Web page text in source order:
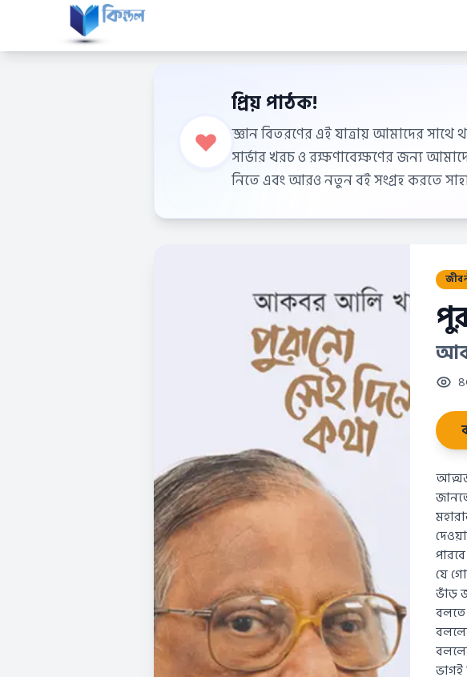
প্রিয় পাঠক!
জ্ঞান বিতরণের এই যাত্রায় আমাদের সাথে
সার্ভার খরচ ও রক্ষণাবেক্ষণের জন্য
নিতে এবং আরও নতুন বই সংগ্রহ করতে
যে
ভাঁড়
বলতে
ভাগই